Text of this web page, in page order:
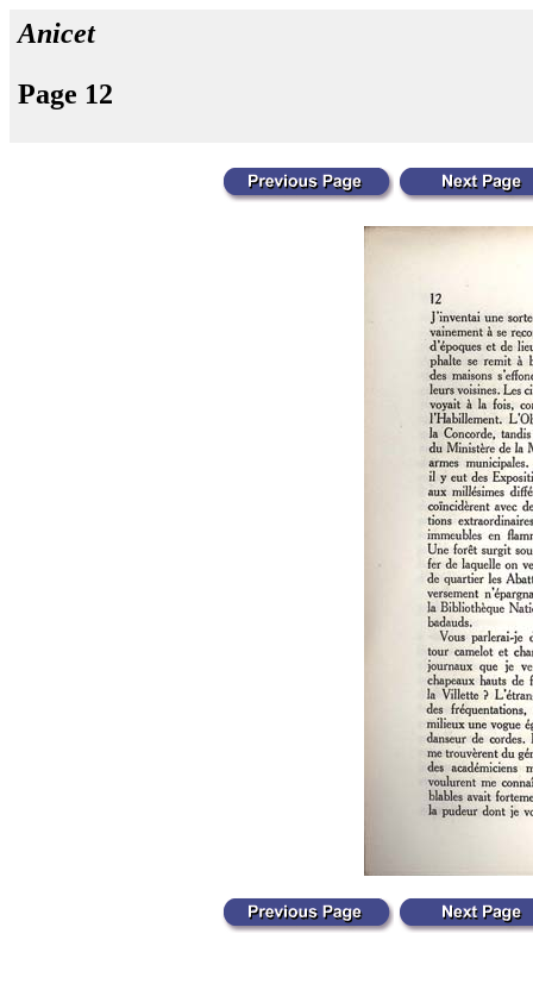
Anicet
Page 12